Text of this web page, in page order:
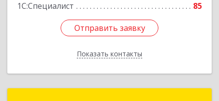
1С:Специалист
85
Отправить заявку
Показать контакты
Отправить заявку
Назад